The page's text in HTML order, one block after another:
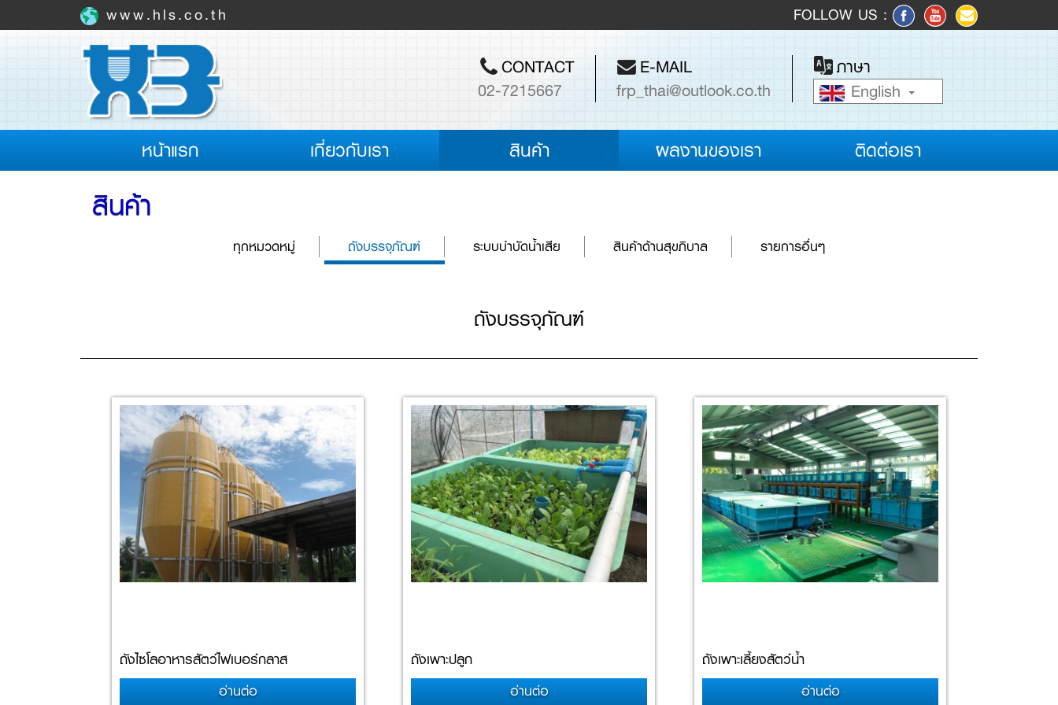
www.hls.co.th FOLLOW US :
CONTACT
02-7215667
E-MAIL
frp_thai@outlook.co.th
ภาษา
English
หน้าแรก(current) เกี่ยวกับเรา สินค้า ผลงานของเรา ติดต่อเรา
สินค้า
ทุกหมวดหมู่ ถังบรรจุภัณฑ์ ระบบบำบัดน้ำเสีย สินค้าด้านสุขภิบาล รายการอื่นๆ
ถังบรรจุภัณฑ์
ถังไซโลอาหารสัตว์ไฟเบอร์กลาส
อ่านต่อ
ถังเพาะปลูก
อ่านต่อ
ถังเพาะเลี้ยงสัตว์น้ำ
อ่านต่อ